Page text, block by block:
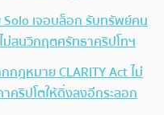
เจอบล็อก รับทรัพย์คน
ม่สนวิกฤตศรัทธาคริปโทฯ
กฎหมาย CLARITY Act ไม่
คริปโตให้ดิ่งลงอีกระลอก